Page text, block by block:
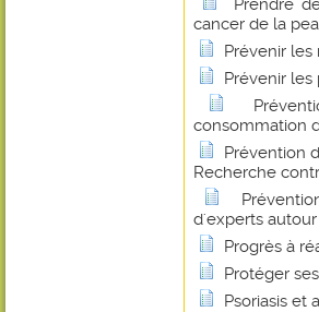
Prendre
cancer de la
Prévenir
Prévenir
consommation
Prévention
Recherche
d'experts
Progrès à
Protéger
Psoriasis et